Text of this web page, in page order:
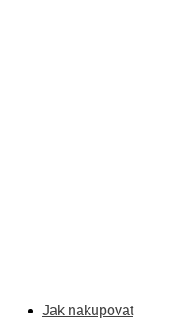
Jak nakupovat